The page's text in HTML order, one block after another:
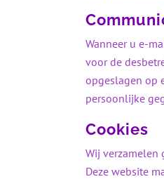
Wanneer u e-
voor de
opgeslagen op
persoonlijke
Cookies
Wij verzamelen
Deze website